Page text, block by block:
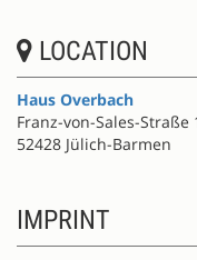
LOCATION
Haus Overbach
Franz-von-Sales-Straße
52428 Jülich-Barmen
IMPRINT